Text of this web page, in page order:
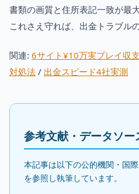
書類の画質と住所表記一致が最
これさえ守れば、出金トラブル
関連: 6サイト¥10万実プレイ収
対処法 / 出金スピード4社実測
参考文献・データソー
本記事は以下の公的機関・国
を参照し執筆しています。